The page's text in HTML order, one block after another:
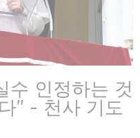
수 인정하는 것
" - 천사 기도